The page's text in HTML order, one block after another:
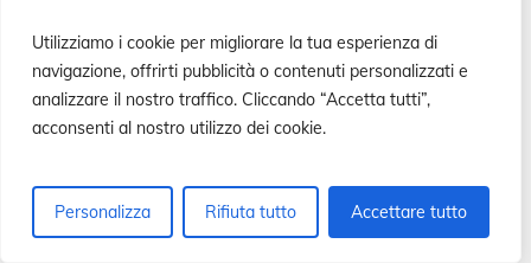
Utilizziamo i cookie per migliorare la tua esperienza di
navigazione, offrirti pubblicità o contenuti personalizzati e
analizzare il nostro traffico. Cliccando “Accetta tutti”,
acconsenti al nostro utilizzo dei cookie.
Personalizza Rifiuta tutto Accettare tutto
Vangelo alla mano
giorno,
2
agostoPane e pesce … o uno stufato di
agosto